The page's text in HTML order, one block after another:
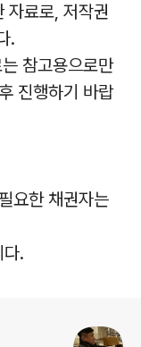
자료로, 저작권
.
참고용으로만
진행하기 바랍
요한 채권자는
.